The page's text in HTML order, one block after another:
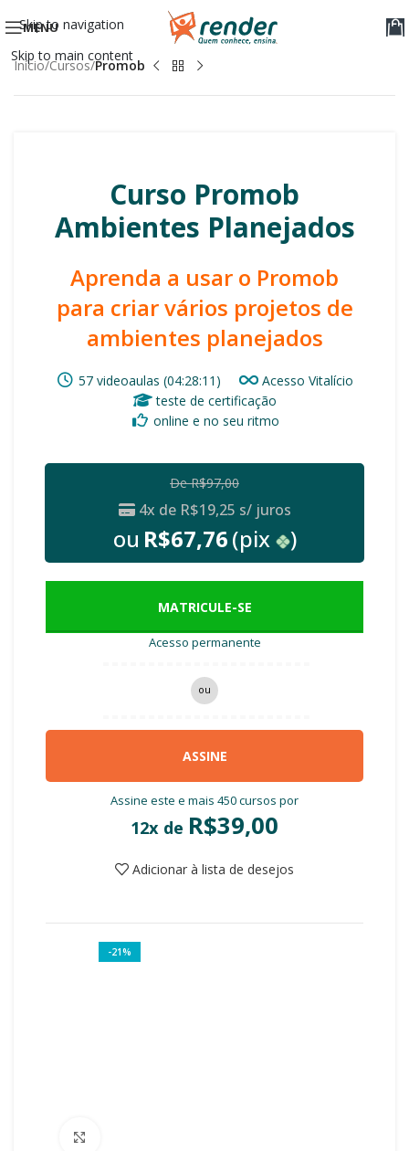
Skip to navigation
Skip to main content
MENU
Início Cursos Promob
Curso Promob
Ambientes Planejados
Aprenda a usar o Promob
para criar vários projetos de
ambientes planejados
57 videoaulas (04:28:11)
Acesso Vitalício
teste de certificação
online e no seu ritmo
DeR$97,00
4x de R$19,25 s/ juros
ou R$67,76(pix )
MATRICULE-SE
Acesso permanente
ou
ASSINE
Assine este e mais 450 cursos por
12x de R$39,00
Adicionar à lista de desejos
-21%